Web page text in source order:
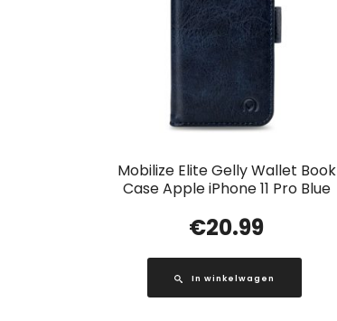
Mobilize Elite Gelly Wallet Book
Case Apple iPhone 11 Pro Blue
€20.99
In winkelwagen